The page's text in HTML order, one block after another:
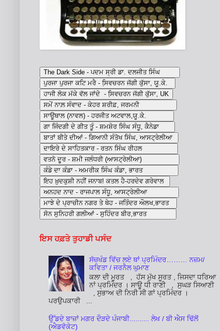
ਇਸ ਹਫ਼ਤੇ ਤੁਹਾਡੀ ਪਸੰਦ
ਸੱਚਖੰਡ ਵਿੱਚ ਲਏ ਥਾਂ ਪ੍ਰਮਿੰਦਰ……… ਨਜ਼ਮ/
ਕਵਿਤਾ / ਜਰਨੈਲ ਘੁਮਾਣ
ਕਲਾ ਦੀ ਮੂਰਤ , ਹੱਸ ਮੁੱਖ ਸੂਰਤ , ਜਿਸਦਾ ਧਰਿਆ
ਨਾਂ ਪ੍ਰਮਿੰਦਰ । ਸਾਊ ਧੀ ਰਾਣੀ , ਸੁਘੜ ਸਿਆਣੀ
, ਸੁਭਾਅ ਦੀ ਨਿਰੀ ਸੀ ਗਾਂ ਪ੍ਰਮਿੰਦਰ ।
ਪਰਉਪਕਾਰੀ ...
ਉੱਡਦੇ ਬਾਜ਼ਾਂ ਮਗਰ ਦੌੜਦੇ ਪੰਜਾਬੀ.......... ਲੇਖ / ਬੀ ਐਸ ਢਿੱਲੋਂ
(ਐਡਵੋਕੇਟ)